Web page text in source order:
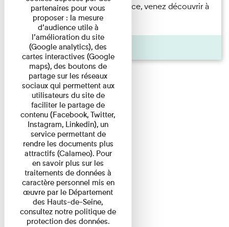
Accompagnés par une médiatrice, venez découvrir à
travers une visite du ...
Agenda
partenaires pour vous
proposer : la mesure
d’audience utile à
l’amélioration du site
(Google analytics), des
cartes interactives (Google
maps), des boutons de
partage sur les réseaux
sociaux qui permettent aux
utilisateurs du site de
faciliter le partage de
contenu (Facebook, Twitter,
Instagram, Linkedin), un
service permettant de
rendre les documents plus
attractifs (Calameo). Pour
en savoir plus sur les
traitements de données à
caractère personnel mis en
œuvre par le Département
des Hauts-de-Seine,
consultez notre politique de
protection des données.